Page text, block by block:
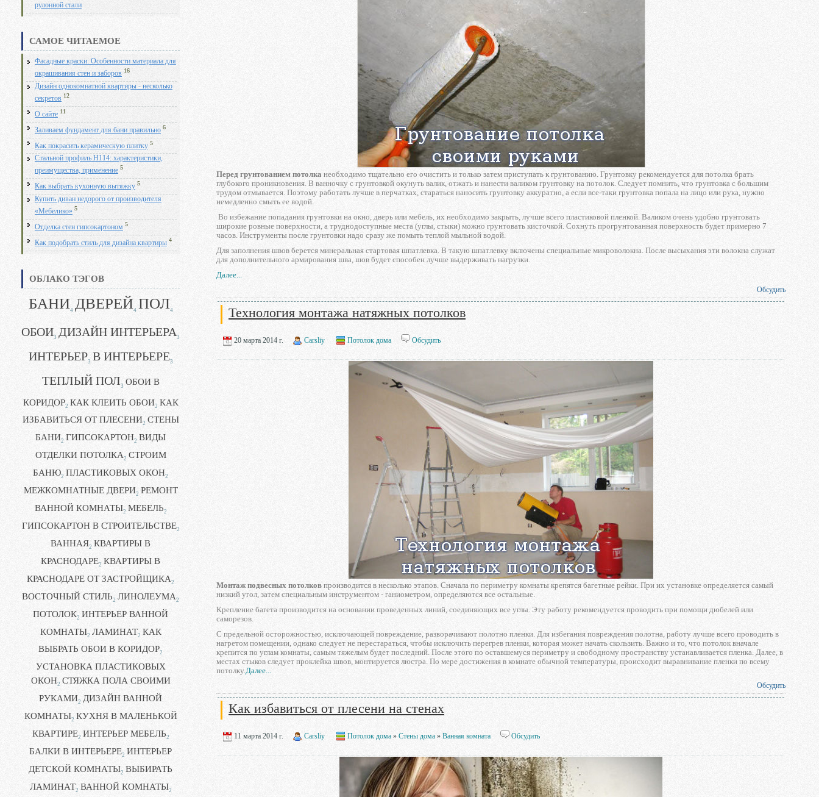
рулонной стали
САМОЕ ЧИТАЕМОЕ
Фасадные краски: Особенности материала для
окрашивания стен и заборов 16
Дизайн однокомнатной квартиры - несколько
секретов 12
О сайте 11
Заливаем фундамент для бани правильно 6
Как покрасить керамическую плитку 5
Стальной профиль Н114: характеристики,
преимущества, применение 5
Как выбрать кухонную вытяжку 5
Купить диван недорого от производителя
«Мебелико» 5
Отделка стен гипсокартоном 5
Как подобрать стиль для дизайна квартиры 4
ОБЛАКО ТЭГОВ
БАНИ4 ДВЕРЕЙ4 ПОЛ4
ОБОИ3 ДИЗАЙН ИНТЕРЬЕРА3
ИНТЕРЬЕР3 В ИНТЕРЬЕРЕ3
ТЕПЛЫЙ ПОЛ3 ОБОИ В
КОРИДОР2 КАК КЛЕИТЬ ОБОИ2 КАК
ИЗБАВИТЬСЯ ОТ ПЛЕСЕНИ2 СТЕНЫ
БАНИ2 ГИПСОКАРТОН2 ВИДЫ
ОТДЕЛКИ ПОТОЛКА2 СТРОИМ
БАНЮ2 ПЛАСТИКОВЫХ ОКОН2
МЕЖКОМНАТНЫЕ ДВЕРИ2 РЕМОНТ
ВАННОЙ КОМНАТЫ2 МЕБЕЛЬ2
ГИПСОКАРТОН В СТРОИТЕЛЬСТВЕ2
ВАННАЯ2 КВАРТИРЫ В
КРАСНОДАРЕ2 КВАРТИРЫ В
КРАСНОДАРЕ ОТ ЗАСТРОЙЩИКА2
ВОСТОЧНЫЙ СТИЛЬ2 ЛИНОЛЕУМА2
ПОТОЛОК2 ИНТЕРЬЕР ВАННОЙ
КОМНАТЫ2 ЛАМИНАТ2 КАК
ВЫБРАТЬ ОБОИ В КОРИДОР2
УСТАНОВКА ПЛАСТИКОВЫХ
ОКОН2 СТЯЖКА ПОЛА СВОИМИ
РУКАМИ2 ДИЗАЙН ВАННОЙ
КОМНАТЫ2 КУХНЯ В МАЛЕНЬКОЙ
КВАРТИРЕ2 ИНТЕРЬЕР МЕБЕЛЬ2
БАЛКИ В ИНТЕРЬЕРЕ2 ИНТЕРЬЕР
ДЕТСКОЙ КОМНАТЫ2 ВЫБИРАТЬ
ЛАМИНАТ2 ВАННОЙ КОМНАТЫ2
Перед грунтованием потолка необходимо тщательно его очистить и только затем приступать к грунтованию. Грунтовку рекомендуется для потолка брать
глубокого проникновения. В ванночку с грунтовкой окунуть валик, отжать и нанести валиком грунтовку на потолок. Следует помнить, что грунтовка с большим
трудом отмывается. Поэтому работать лучше в перчатках, стараться наносить грунтовку аккуратно, а если все-таки грунтовка попала на лицо или рука, нужно
немедленно смыть ее водой.
Во избежание попадания грунтовки на окно, дверь или мебель, их необходимо закрыть, лучше всего пластиковой пленкой. Валиком очень удобно грунтовать
широкие ровные поверхности, а труднодоступные места (углы, стыки) можно грунтовать кисточкой. Сохнуть прогрунтованная поверхность будет примерно 7
часов. Инструменты после грунтовки надо сразу же помыть теплой мыльной водой.
Для заполнения швов берется минеральная стартовая шпатлевка. В такую шпатлевку включены специальные микроволокна. После высыхания эти волокна служат
для дополнительного армирования шва, шов будет способен лучше выдерживать нагрузки.
Далее...
Обсудить
Технология монтажа натяжных потолков
20 марта 2014 г. Carsliy Потолок дома Обсудить
Монтаж подвесных потолков производится в несколько этапов. Сначала по периметру комнаты крепятся багетные рейки. При их установке определяется самый
низкий угол, затем специальным инструментом - ганиометром, определяются все остальные.
Крепление багета производится на основании проведенных линий, соединяющих все углы. Эту работу рекомендуется проводить при помощи дюбелей или
саморезов.
С предельной осторожностью, исключающей повреждение, разворачивают полотно пленки. Для избегания повреждения полотна, работу лучше всего проводить в
нагретом помещении, однако следует не перестараться, чтобы исключить перегрев пленки, которая может начать скользить. Важно и то, что потолок вначале
крепится по углам комнаты, самым тяжелым будет последний. После этого по оставшемуся периметру и свободному пространству устанавливается пленка. Далее, в
местах стыков следует проклейка швов, монтируется люстра. По мере достижения в комнате обычной температуры, происходит выравнивание пленки по всему
потолку.Далее...
Обсудить
Как избавиться от плесени на стенах
11 марта 2014 г. Carsliy Потолок дома » Стены дома » Ванная комната Обсудить